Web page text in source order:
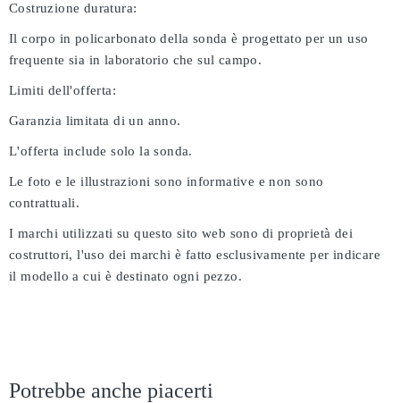
Costruzione duratura:
Il corpo in policarbonato della sonda è progettato per un uso
frequente sia in laboratorio che sul campo.
Limiti dell'offerta:
Garanzia limitata di un anno.
L'offerta include solo la sonda.
Le foto e le illustrazioni sono informative e non sono
contrattuali.
I marchi utilizzati su questo sito web sono di proprietà dei
costruttori, l'uso dei marchi è fatto esclusivamente per indicare
il modello a cui è destinato ogni pezzo.
Potrebbe anche piacerti